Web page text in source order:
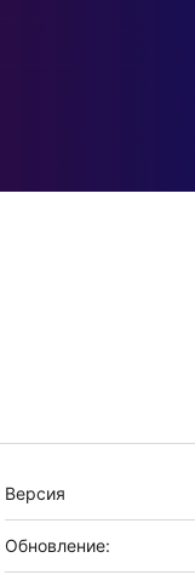
Мета
Версия
Обновление: